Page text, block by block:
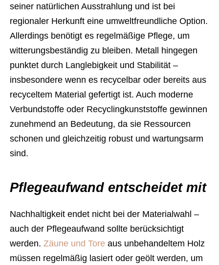
seiner natürlichen Ausstrahlung und ist bei
regionaler Herkunft eine umweltfreundliche Option.
Allerdings benötigt es regelmäßige Pflege, um
witterungsbeständig zu bleiben. Metall hingegen
punktet durch Langlebigkeit und Stabilität –
insbesondere wenn es recycelbar oder bereits aus
recyceltem Material gefertigt ist. Auch moderne
Verbundstoffe oder Recyclingkunststoffe gewinnen
zunehmend an Bedeutung, da sie Ressourcen
schonen und gleichzeitig robust und wartungsarm
sind.
Pflegeaufwand entscheidet mit
Nachhaltigkeit endet nicht bei der Materialwahl –
auch der Pflegeaufwand sollte berücksichtigt
werden. Zäune und Tore aus unbehandeltem Holz
müssen regelmäßig lasiert oder geölt werden, um